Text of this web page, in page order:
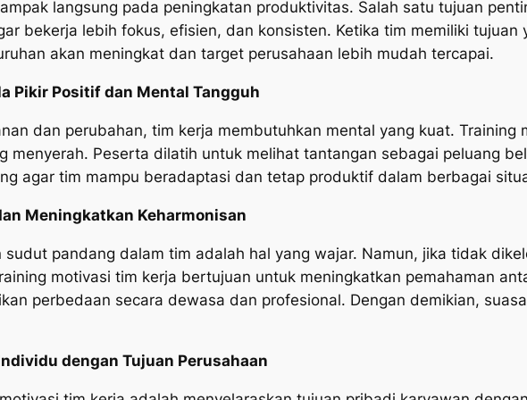
langsung pada peningkatan produktivitas. Salah satu tujuan
bekerja lebih fokus, efisien, dan konsisten. Ketika tim memiliki tujuan
akan meningkat dan target perusahaan lebih mudah tercapai.
Pikir Positif dan Mental Tangguh
dan perubahan, tim kerja membutuhkan mental yang kuat.
menyerah. Peserta dilatih untuk melihat tantangan sebagai peluang
agar tim mampu beradaptasi dan tetap produktif dalam berbagai
Meningkatkan Keharmonisan
sudut pandang dalam tim adalah hal yang wajar. Namun, jika tidak
motivasi tim kerja bertujuan untuk meningkatkan pemahaman
perbedaan secara dewasa dan profesional. Dengan demikian,
dengan Tujuan Perusahaan